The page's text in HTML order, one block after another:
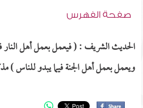
صفحة الفهرس
الحديث الشريف : ( فيعمل بعمل أهل النار
ويعمل بعمل أهل الجنة فيما يبدو للناس )